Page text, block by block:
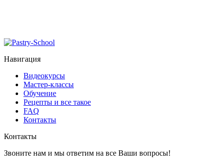
Навигация
Видеокурсы
Мастер-классы
Обучение
Рецепты и все такое
FAQ
Контакты
Контакты
Звоните нам и мы ответим на все Ваши вопросы!